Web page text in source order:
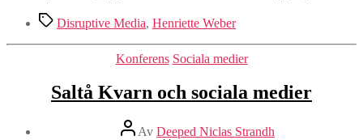
Etiketter
Disruptive Media, Henriette Weber
Kategorier
Konferens Sociala medier
Saltå Kvarn och sociala medier
Inläggsförfattare
Av Deeped Niclas Strandh